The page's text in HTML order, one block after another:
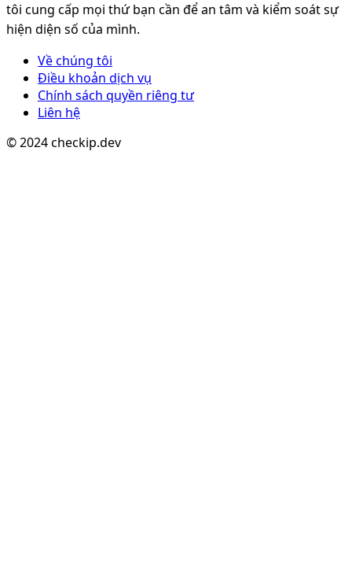
tôi cung cấp mọi thứ bạn cần để an tâm và kiểm soát sự
hiện diện số của mình.
Về chúng tôi
Điều khoản dịch vụ
Chính sách quyền riêng tư
Liên hệ
© 2024 checkip.dev